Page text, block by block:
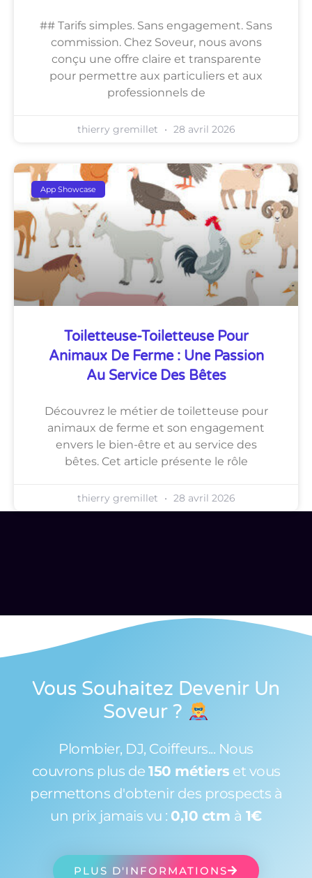
## Tarifs simples. Sans engagement. Sans
commission. Chez Soveur, nous avons
conçu une offre claire et transparente
pour permettre aux particuliers et aux
professionnels de
thierry gremillet 28 avril 2026
App Showcase
Toiletteuse-Toiletteuse Pour
Animaux De Ferme : Une Passion
Au Service Des Bêtes
Découvrez le métier de toiletteuse pour
animaux de ferme et son engagement
envers le bien-être et au service des
bêtes. Cet article présente le rôle
thierry gremillet 28 avril 2026
Vous Souhaitez Devenir Un
Soveur ?
Plombier, DJ, Coiffeurs... Nous
couvrons plus de 150 métiers et vous
permettons d'obtenir des prospects à
un prix jamais vu : 0,10 ctm à 1€
PLUS D'INFORMATIONS